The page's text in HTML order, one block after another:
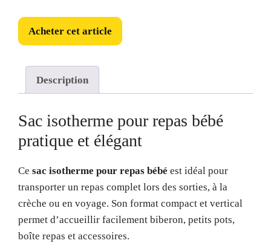
Acheter cet article
Description
Sac isotherme pour repas bébé
pratique et élégant
Ce sac isotherme pour repas bébé est idéal pour
transporter un repas complet lors des sorties, à la
crèche ou en voyage. Son format compact et vertical
permet d’accueillir facilement biberon, petits pots,
boîte repas et accessoires.